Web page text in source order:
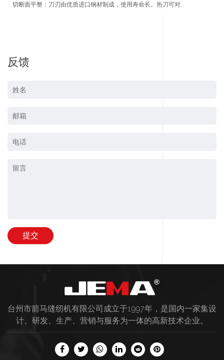
切断面平整：刀刃由优质进口钢材制成，使用寿命长。热刀可对...
反馈
台州市箭马缝纫机有限公司成立于1997年，是国内一家集设
计、研发、生产、营销与服务为一体的高新技术企业。